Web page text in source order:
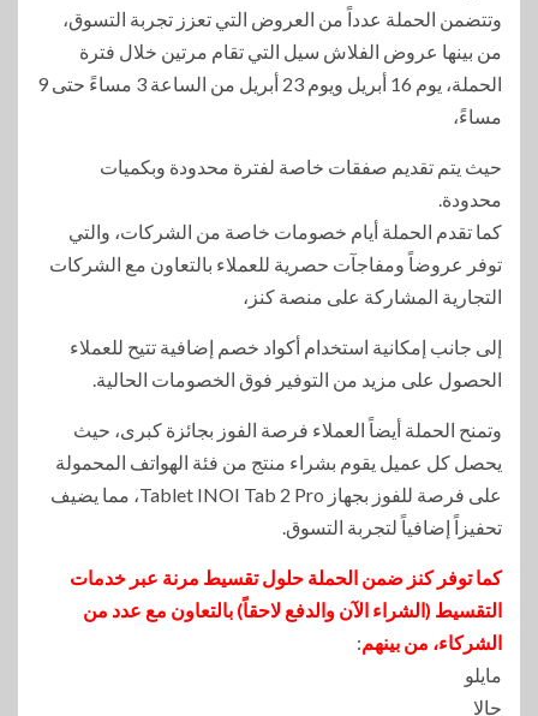
وتتضمن الحملة عدداً من العروض التي تعزز تجربة التسوق،
من بينها عروض الفلاش سيل التي تقام مرتين خلال فترة
الحملة، يوم 16 أبريل ويوم 23 أبريل من الساعة 3 مساءً حتى 9
مساءً،
حيث يتم تقديم صفقات خاصة لفترة محدودة وبكميات
محدودة.
كما تقدم الحملة أيام خصومات خاصة من الشركات، والتي
توفر عروضاً ومفاجآت حصرية للعملاء بالتعاون مع الشركات
التجارية المشاركة على منصة كنز،
إلى جانب إمكانية استخدام أكواد خصم إضافية تتيح للعملاء
الحصول على مزيد من التوفير فوق الخصومات الحالية.
وتمنح الحملة أيضاً العملاء فرصة الفوز بجائزة كبرى، حيث
يحصل كل عميل يقوم بشراء منتج من فئة الهواتف المحمولة
على فرصة للفوز بجهاز Tablet INOI Tab 2 Pro، مما يضيف
تحفيزاً إضافياً لتجربة التسوق.
كما توفر كنز ضمن الحملة حلول تقسيط مرنة عبر خدمات
التقسيط (الشراء الآن والدفع لاحقاً) بالتعاون مع عدد من
الشركاء، من بينهم:
مايلو
حالا